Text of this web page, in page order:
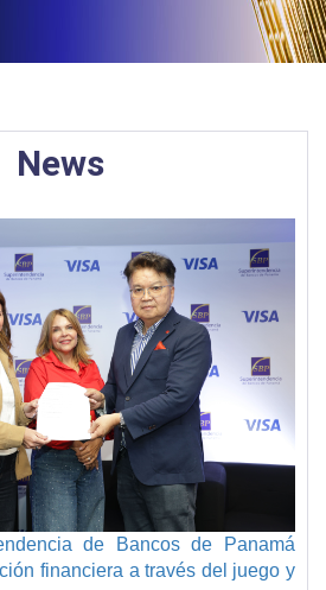
News
de Bancos de Panamá
financiera a través del juego y